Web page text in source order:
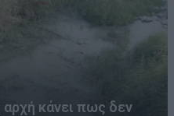
κάνει πως δεν